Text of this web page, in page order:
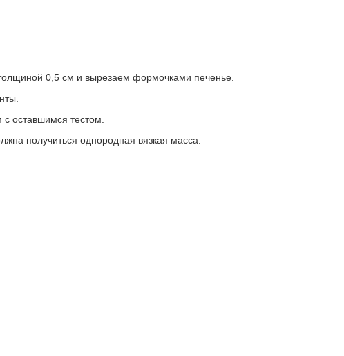
0,5 см и вырезаем формочками печенье.
оставшимся тестом.
получиться однородная вязкая масса.